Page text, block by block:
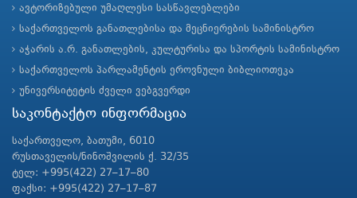
ავტორიზებული უმაღლესი სასწავლებლები
საქართველოს განათლებისა და მეცნიერების სამინისტრო
აჭარის ა.რ. განათლების, კულტურისა და სპორტის სამინისტრო
საქართველოს პარლამენტის ეროვნული ბიბლიოთეკა
უნივერსიტეტის ძველი ვებგვერდი
საკონტაქტო ინფორმაცია
საქართველო, ბათუმი, 6010
რუსთაველის/ნინოშვილის ქ. 32/35
ტელ: +995(422) 27–17–80
ფაქსი: +995(422) 27–17–87